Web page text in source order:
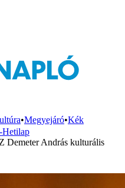
•Megyejáró•Kék
Demeter András kulturális